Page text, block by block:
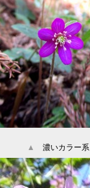
▲ 濃いカラー系